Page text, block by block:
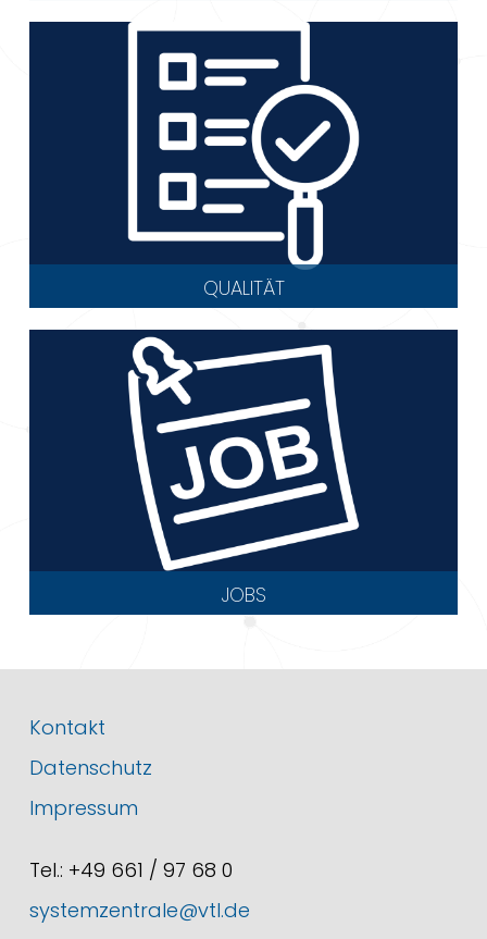
QUALITÄT
JOBS
Kontakt
Datenschutz
Impressum
Tel.: +49 661 / 97 68 0
systemzentrale@vtl.de